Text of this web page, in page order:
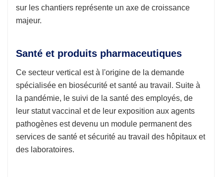
sur les chantiers représente un axe de croissance
majeur.
Santé et produits pharmaceutiques
Ce secteur vertical est à l'origine de la demande
spécialisée en biosécurité et santé au travail. Suite à
la pandémie, le suivi de la santé des employés, de
leur statut vaccinal et de leur exposition aux agents
pathogènes est devenu un module permanent des
services de santé et sécurité au travail des hôpitaux et
des laboratoires.